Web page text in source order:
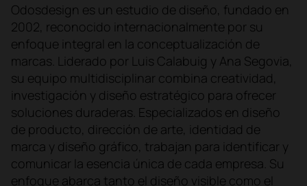
Odosdesign es un estudio de diseño, fundado en
2002, reconocido internacionalmente por su
enfoque integral en la conceptualización de
marcas. Liderado por Luis Calabuig y Ana Segovia,
su equipo multidisciplinar combina creatividad,
investigación y diseño estratégico para ofrecer
soluciones duraderas. Especializados en diseño
de producto, dirección de arte, identidad de
marca y diseño gráfico, trabajan para identificar y
comunicar la esencia única de cada empresa. Su
enfoque abarca tanto el diseño visible como el